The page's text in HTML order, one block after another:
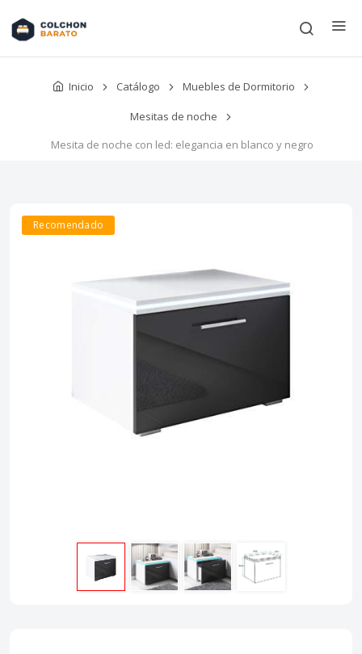
Inicio Catálogo Muebles de Dormitorio
Mesitas de noche
Mesita de noche con led: elegancia en blanco y negro
Recomendado